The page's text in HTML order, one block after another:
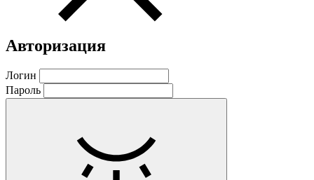
Авторизация
Логин
Пароль